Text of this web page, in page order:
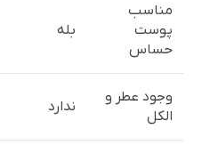
مناسب
پوست
حساس
بله
وجود عطر و
الکل
ندارد